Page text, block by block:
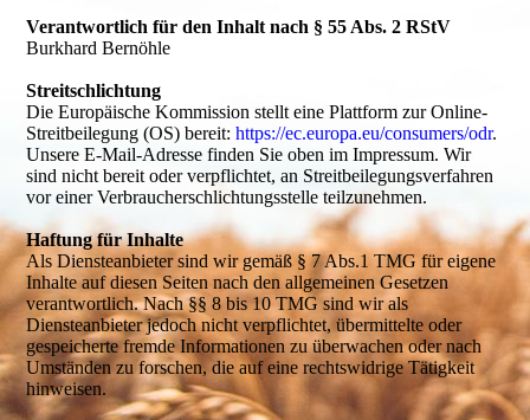
Verantwortlich für den Inhalt nach § 55 Abs. 2 RStV
Burkhard Bernöhle
Streitschlichtung
Die Europäische Kommission stellt eine Plattform zur Online-
Streitbeilegung (OS) bereit:https://ec.europa.eu/consumers/odr.
Unsere E-Mail-Adresse finden Sie oben im Impressum. Wir
sind nicht bereit oder verpflichtet, an Streitbeilegungsverfahren
vor einer Verbraucherschlichtungsstelle teilzunehmen.
Haftung für Inhalte
Als Diensteanbieter sind wir gemäß § 7 Abs.1 TMG für eigene
Inhalte auf diesen Seiten nach den allgemeinen Gesetzen
verantwortlich. Nach §§ 8 bis 10 TMG sind wir als
Diensteanbieter jedoch nicht verpflichtet, übermittelte oder
gespeicherte fremde Informationen zu überwachen oder nach
Umständen zu forschen, die auf eine rechtswidrige Tätigkeit
hinweisen.